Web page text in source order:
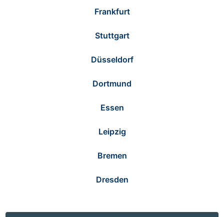
Frankfurt
Stuttgart
Düsseldorf
Dortmund
Essen
Leipzig
Bremen
Dresden